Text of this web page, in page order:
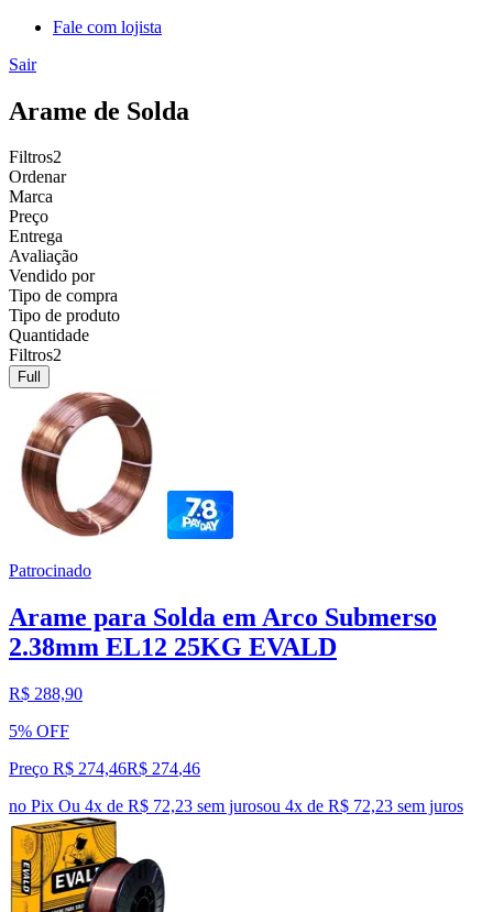
Fale com lojista
Sair
Arame de Solda
Filtros2
Ordenar
Marca
Preço
Entrega
Avaliação
Vendido por
Tipo de compra
Tipo de produto
Quantidade
Filtros2
Full
Patrocinado
Arame para Solda em Arco Submerso
2.38mm EL12 25KG EVALD
R$ 288,90
5% OFF
Preço R$ 274,46R$ 274,46
no Pix Ou 4x de R$ 72,23 sem jurosou 4x de R$ 72,23 sem juros